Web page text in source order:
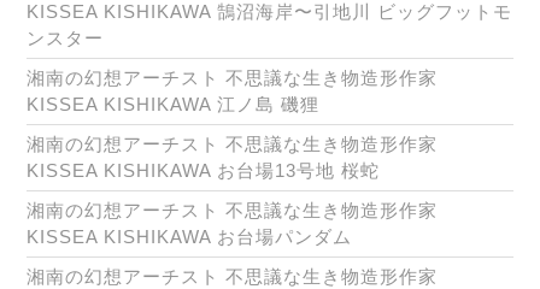
KISSEA KISHIKAWA 鵠沼海岸〜引地川 ビッグフットモ
ンスター
湘南の幻想アーチスト 不思議な生き物造形作家
KISSEA KISHIKAWA 江ノ島 磯狸
湘南の幻想アーチスト 不思議な生き物造形作家
KISSEA KISHIKAWA お台場13号地 桜蛇
湘南の幻想アーチスト 不思議な生き物造形作家
KISSEA KISHIKAWA お台場パンダム
湘南の幻想アーチスト 不思議な生き物造形作家